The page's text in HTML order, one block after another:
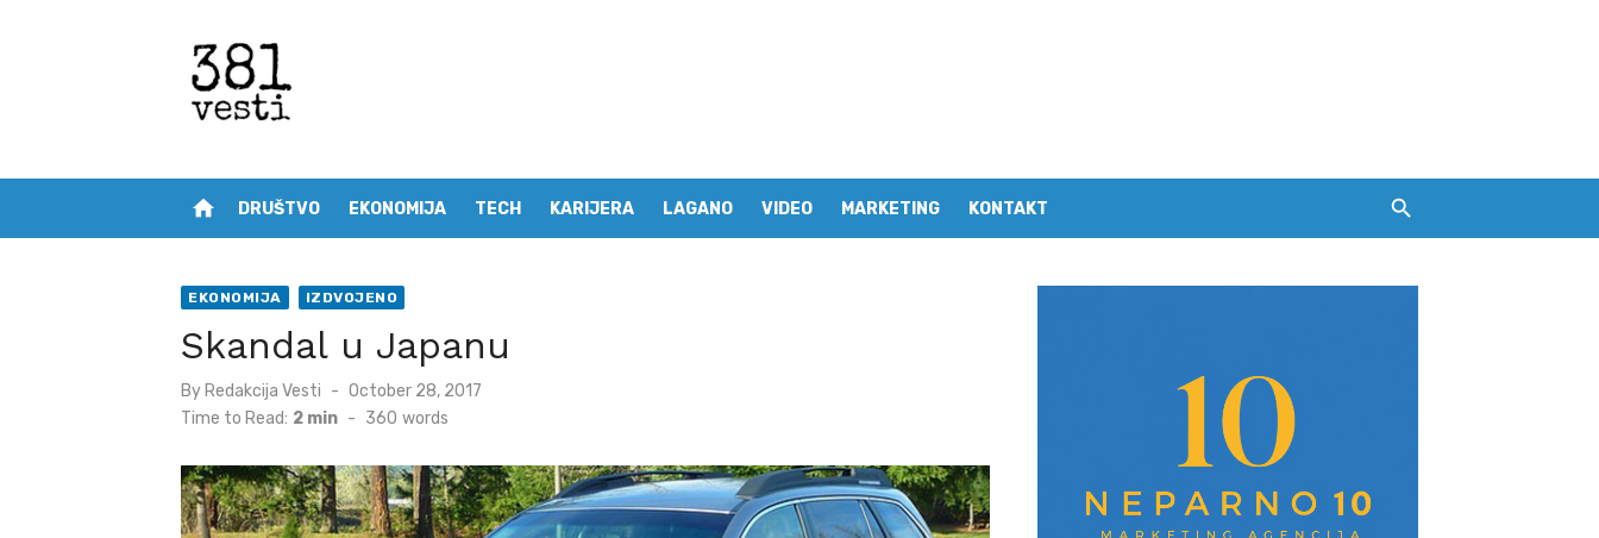
home DRUŠTVO EKONOMIJA TECH KARIJERA LAGANO VIDEO MARKETING KONTAKT
EKONOMIJA IZDVOJENO
Skandal u Japanu
By Redakcija Vesti
Posted
October 28, 2017
Time to Read: 2 min - 360 words